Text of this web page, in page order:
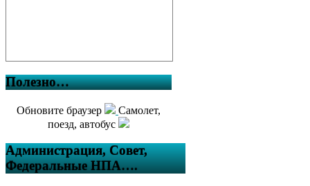
Полезно…
Обновите браузер
Самолет,
поезд, автобус
Администрация, Совет,
Федеральные НПА….